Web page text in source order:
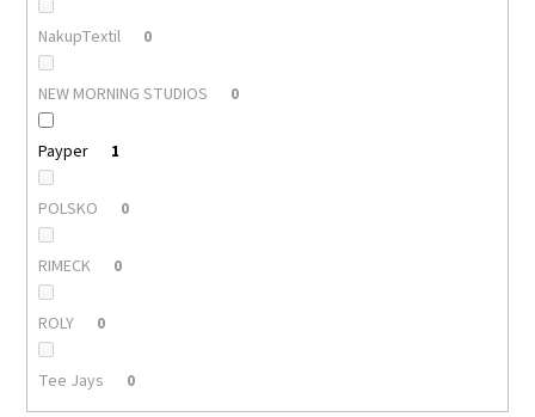
NakupTextil 0
NEW MORNING STUDIOS 0
Payper 1
POLSKO 0
RIMECK 0
ROLY 0
Tee Jays 0